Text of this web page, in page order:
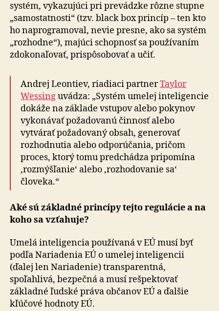
systém, vykazujúci pri prevádzke rôzne stupne
„samo­statnosti“ (tzv. black box princíp – ten kto
ho na­progra­mo­val, nevie presne, ako sa systém
„rozhodne“), majúci schopnosť sa používaním
zdo­ko­na­ľo­vať, prispô­so­bo­vať a učiť.
Andrej Leontiev, riadiaci partnerTaylor
Wessinguvádza: „Systém umelej inteligencie
dokáže na základe vstupov alebo pokynov
vykonávať požadovanú činnosť alebo
vytvárať požadovaný obsah, generovať
rozhodnutia alebo odporúčania, pričom
proces, ktorý tomu predchádza pripomína
‚rozmýšľanie‘ alebo ‚rozhodovanie sa‘
človeka.“
Aké sú základné princípy tejto regulácie a na
koho sa vzťahuje?
Umelá inteligencia používaná v EÚ musí byť
podľa Nariadenia EÚ o umelej inteligencii
(ďalej len Nariadenie) transparentná,
spoľahlivá, bezpečná a musí rešpektovať
základné ľudské práva občanov EÚ a ďalšie
kľúčové hodnoty EÚ.